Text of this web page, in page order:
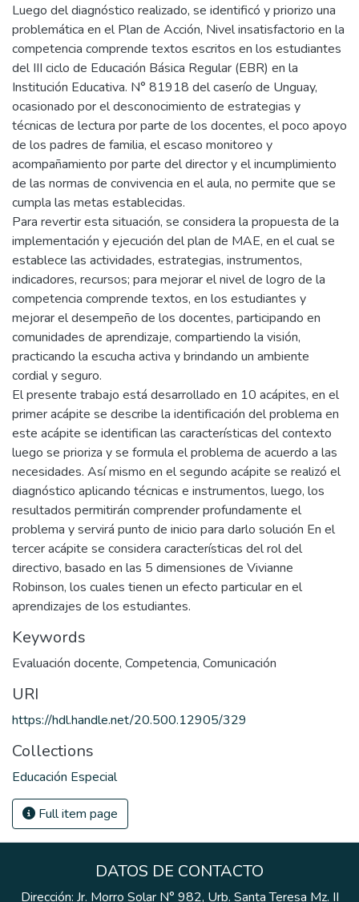
Luego del diagnóstico realizado, se identificó y priorizo una
problemática en el Plan de Acción, Nivel insatisfactorio en la
competencia comprende textos escritos en los estudiantes
del III ciclo de Educación Básica Regular (EBR) en la
Institución Educativa. N° 81918 del caserío de Unguay,
ocasionado por el desconocimiento de estrategias y
técnicas de lectura por parte de los docentes, el poco apoyo
de los padres de familia, el escaso monitoreo y
acompañamiento por parte del director y el incumplimiento
de las normas de convivencia en el aula, no permite que se
cumpla las metas establecidas.
Para revertir esta situación, se considera la propuesta de la
implementación y ejecución del plan de MAE, en el cual se
establece las actividades, estrategias, instrumentos,
indicadores, recursos; para mejorar el nivel de logro de la
competencia comprende textos, en los estudiantes y
mejorar el desempeño de los docentes, participando en
comunidades de aprendizaje, compartiendo la visión,
practicando la escucha activa y brindando un ambiente
cordial y seguro.
El presente trabajo está desarrollado en 10 acápites, en el
primer acápite se describe la identificación del problema en
este acápite se identifican las características del contexto
luego se prioriza y se formula el problema de acuerdo a las
necesidades. Así mismo en el segundo acápite se realizó el
diagnóstico aplicando técnicas e instrumentos, luego, los
resultados permitirán comprender profundamente el
problema y servirá punto de inicio para darlo solución En el
tercer acápite se considera características del rol del
directivo, basado en las 5 dimensiones de Vivianne
Robinson, los cuales tienen un efecto particular en el
aprendizajes de los estudiantes.
Keywords
Evaluación docente, Competencia, Comunicación
URI
https://hdl.handle.net/20.500.12905/329
Collections
Educación Especial
Full item page
DATOS DE CONTACTO
Dirección: Jr. Morro Solar N° 982, Urb. Santa Teresa Mz. II